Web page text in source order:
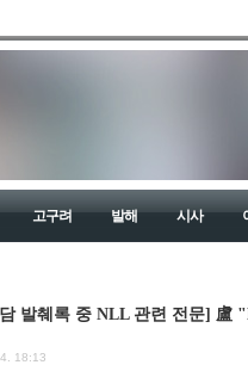
고구려 발해 시사
발췌록 중 NLL 관련 전문] 盧
18:13